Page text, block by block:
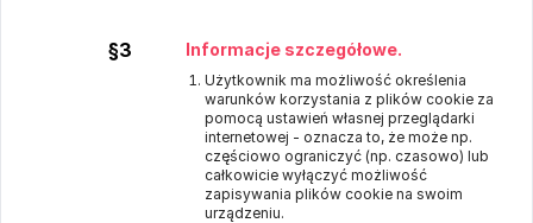
§3 Informacje szczegółowe.
Użytkownik ma możliwość określenia
warunków korzystania z plików cookie za
pomocą ustawień własnej przeglądarki
internetowej - oznacza to, że może np.
częściowo ograniczyć (np. czasowo) lub
całkowicie wyłączyć możliwość
zapisywania plików cookie na swoim
urządzeniu.